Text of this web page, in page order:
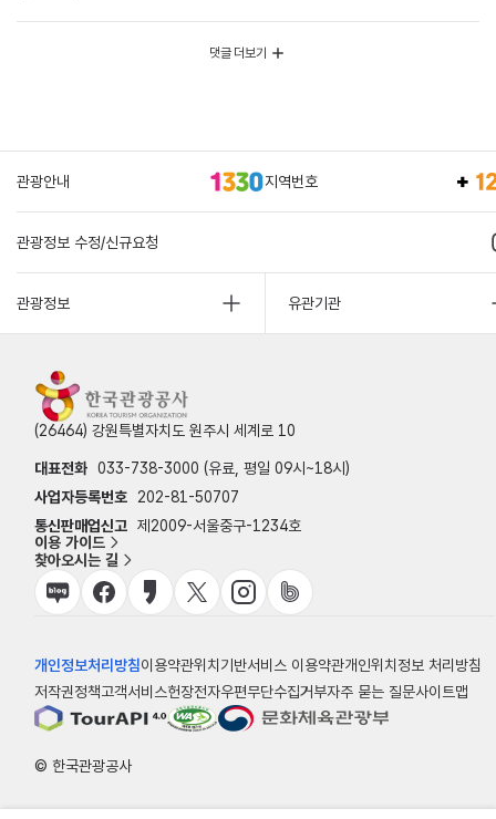
댓글 더보기
관광안내 지역번호
관광정보 수정/신규요청
관광정보 유관기관
(26464) 강원특별자치도 원주시 세계로 10
대표전화 033-738-3000 (유료, 평일 09시~18시)
사업자등록번호
202-81-50707
통신판매업신고 제2009-서울중구-1234호
이용 가이드
찾아오시는 길
개인정보처리방침이용약관위치기반서비스 이용약관개인위치정보 처리방침
저작권정책고객서비스헌장전자우편무단수집거부자주 묻는 질문사이트맵
© 한국관광공사